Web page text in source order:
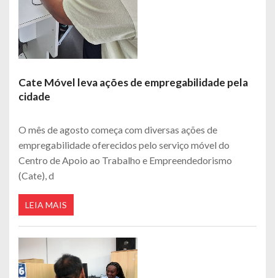
Cate Móvel leva ações de empregabilidade pela
cidade
O mês de agosto começa com diversas ações de
empregabilidade oferecidos pelo serviço móvel do
Centro de Apoio ao Trabalho e Empreendedorismo
(Cate), d
LEIA MAIS